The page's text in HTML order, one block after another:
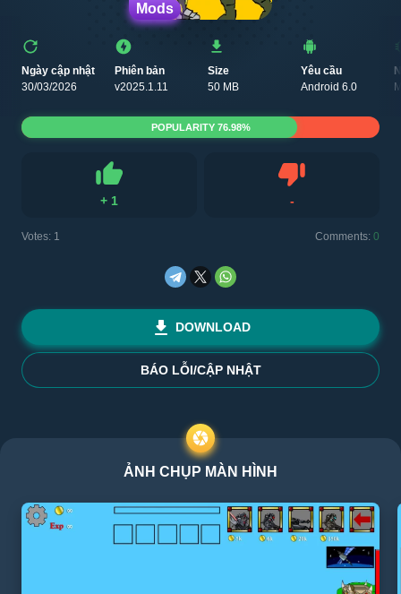
Mods
Ngày cập nhật
30/03/2026
Phiên bản
v2025.1.11
Size
50 MB
Yêu cầu
Android 6.0
+ 1
Like
-
Votes: 1 Comments: 0
POPULARITY 76.98%
DOWNLOAD
BÁO LỖI/CẬP NHẬT
ẢNH CHỤP MÀN HÌNH